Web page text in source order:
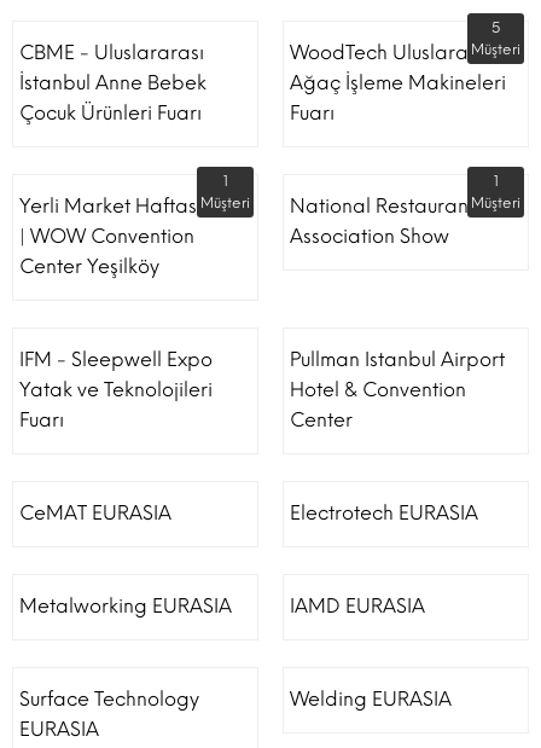
CBME - Uluslararası
İstanbul Anne Bebek
Çocuk Ürünleri Fuarı
WoodTech Uluslararası
Ağaç İşleme Makineleri
Fuarı
5
Müşteri
Yerli Market Haftası Fuarı
| WOW Convention
Center Yeşilköy
1
Müşteri
National Restaurant
Association Show
1
Müşteri
IFM - Sleepwell Expo
Yatak ve Teknolojileri
Fuarı
Pullman Istanbul Airport
Hotel & Convention
Center
CeMAT EURASIA Electrotech EURASIA
Metalworking EURASIA IAMD EURASIA
Surface Technology
EURASIA
Welding EURASIA